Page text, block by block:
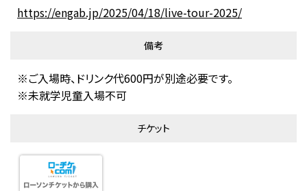
https://engab.jp/2025/04/18/live-tour-2025/
備考
※ご入場時、ドリンク代600円が別途必要です。
※未就学児童入場不可
チケット